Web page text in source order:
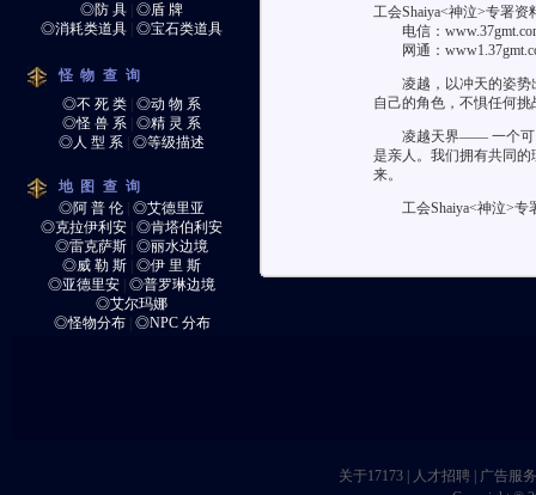
◎防 具 |◎盾 牌
◎消耗类道具 |◎宝石类道具
怪物查询
◎不 死 类 |◎动 物 系
◎怪 兽 系 |◎精 灵 系
◎人 型 系 |◎等级描述
地图查询
◎阿 普 伦 |◎艾德里亚
◎克拉伊利安 |◎肯塔伯利安
◎雷克萨斯 |◎丽水边境
◎威 勒 斯 |◎伊 里 斯
◎亚德里安 |◎普罗琳边境
◎艾尔玛娜
◎怪物分布 ◎NPC 分布
工会Shaiya<神泣>专署资
电信：
网通：
凌越，以冲天的姿势
自己的角色，不惧任何
凌越天界—— 一个可以
是亲人。我们拥有共同
来。
工会Shaiya<神泣>专
关于17173 人才招聘
广告服务